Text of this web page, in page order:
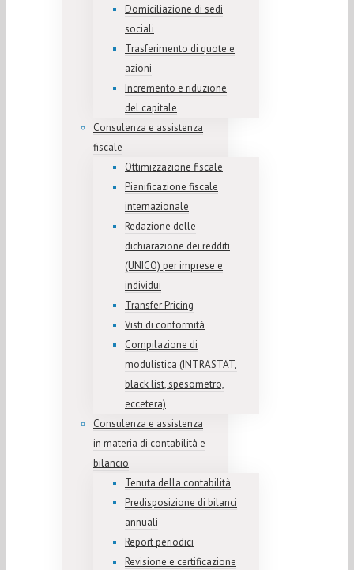
Domiciliazione di sedi
sociali
Trasferimento di quote e
azioni
Incremento e riduzione
del capitale
Consulenza e assistenza
fiscale
Ottimizzazione fiscale
Pianificazione fiscale
internazionale
Redazione delle
dichiarazione dei redditi
(UNICO) per imprese e
individui
Transfer Pricing
Visti di conformità
Compilazione di
modulistica (INTRASTAT,
black list, spesometro,
eccetera)
Consulenza e assistenza
in materia di contabilità e
bilancio
Tenuta della contabilità
Predisposizione di bilanci
annuali
Report periodici
Revisione e certificazione